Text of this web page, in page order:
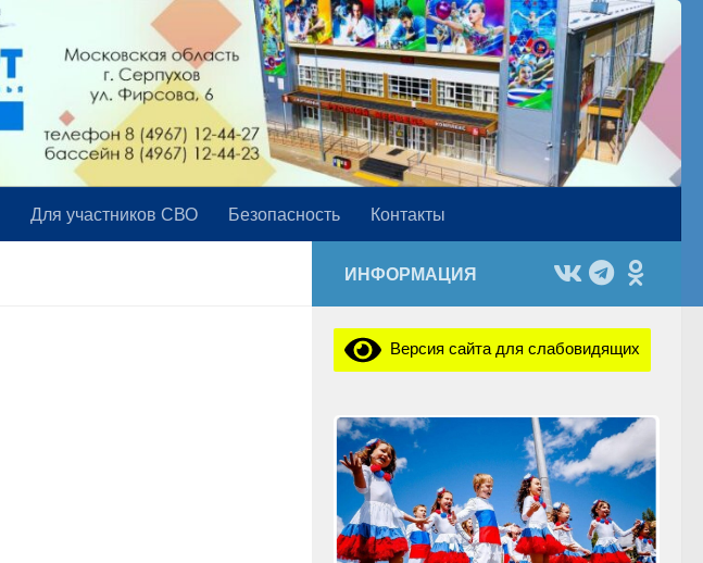
Для участников СВО Безопасность Контакты
ИНФОРМАЦИЯ
Версия сайта для слабовидящих